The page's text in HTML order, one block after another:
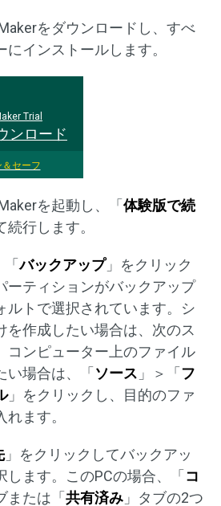
をダウンロードし、すべ
インストールします。
Trial
ンロード
＆セーフ
を起動し、「 体験版で続
続行します。
「バックアップ」をクリック
ーティションがバックアップ
ルトで選択されています。シ
を作成したい場合は、次のス
コンピューター上のファイル
い場合は、「 ソース 」＞「 フ
」をクリックし、目的のファ
ます。
」をクリックしてバックアッ
します。このPCの場合、「 コ
または「 共有済み 」タブの2つ